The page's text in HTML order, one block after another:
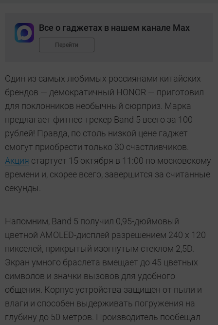
Все о гаджетах в нашем канале Max
Перейти
Один из самых любимых россиянами китайских
брендов — демократичный HONOR — приготовил
для поклонников необычный сюрприз. Марка
предлагает фитнес-трекер Band 5 всего за 100
рублей! Правда, по столь низкой цене гаджет
смогут приобрести только 30 счастливчиков.
Акция стартует 15 октября в 11:00 по московскому
времени и, скорее всего, завершится за считанные
секунды.
Напомним, Band 5 получил 0,95-дюймовый
цветной AMOLED-дисплей разрешением 240 х 120
пикселей, прикрытый изогнутым стеклом 2,5D.
Экран умного браслета вмещает до 45 цветных
символов и значки вызовов для удобного
общения. Корпус устройства защищен от пыли и
влаги и способен выдерживать погружения на
глубину до 50 метров. Производитель пообещал